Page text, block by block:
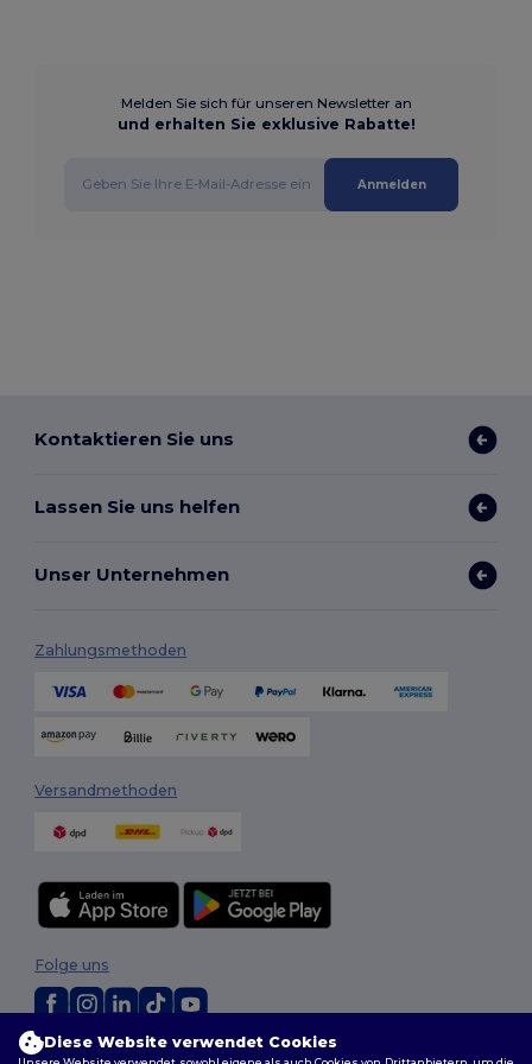
Melden Sie sich für unseren Newsletter an
und erhalten Sie exklusive Rabatte!
Anmelden
Kontaktieren Sie uns
Lassen Sie uns helfen
Unser Unternehmen
Zahlungsmethoden
Versandmethoden
2026. Alle Rechte vorbehalten
Folge uns
Diese Website verwendet Cookies